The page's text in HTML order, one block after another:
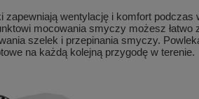
zapewniają wentylację i komfort
mocowania smyczy możesz
szelek i przepinania smyczy.
na każdą kolejną przygodę w terenie.